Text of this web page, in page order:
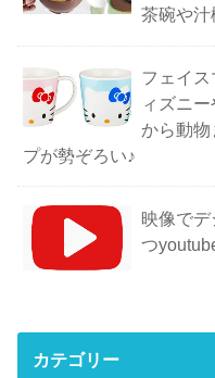
茶碗や汁
フェイ
ィズニ
から動物
プが勢ぞろい♪
映像でデ
つ
カテゴリー